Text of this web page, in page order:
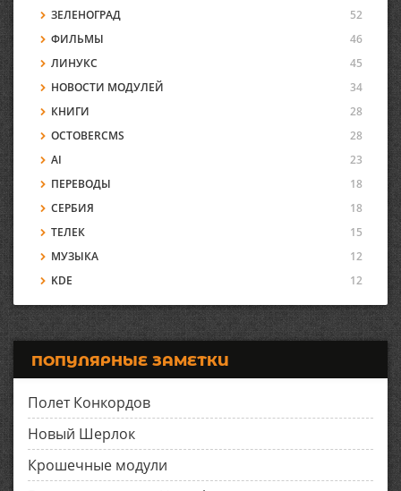
ЗЕЛЕНОГРАД
52
ФИЛЬМЫ
46
ЛИНУКС
45
НОВОСТИ МОДУЛЕЙ
34
КНИГИ
28
OCTOBERCMS
28
AI
23
ПЕРЕВОДЫ
18
СЕРБИЯ
18
ТЕЛЕК
15
МУЗЫКА
12
KDE
12
ПОПУЛЯРНЫЕ ЗАМЕТКИ
Полет Конкордов
Новый Шерлок
Крошечные модули